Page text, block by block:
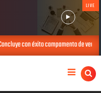
LIVE
con éxito campamento de